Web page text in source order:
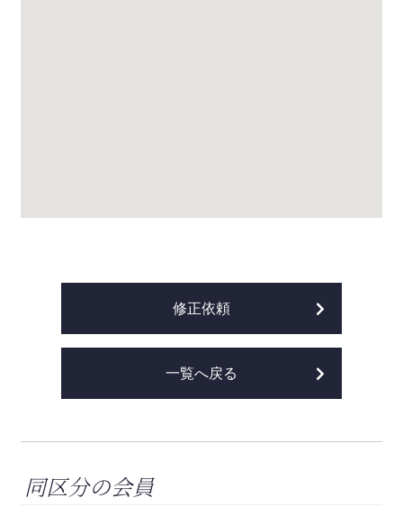
修正依頼
一覧へ戻る
同区分の会員